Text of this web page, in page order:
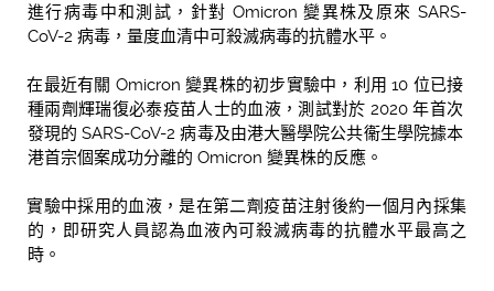
進行病毒中和測試，針對 Omicron 變異株及原來 SARS-
CoV-2 病毒，量度血清中可殺滅病毒的抗體水平。
在最近有關 Omicron 變異株的初步實驗中，利用 10 位已接
種兩劑輝瑞復必泰疫苗人士的血液，測試對於 2020 年首次
發現的 SARS-CoV-2 病毒及由港大醫學院公共衞生學院據本
港首宗個案成功分離的 Omicron 變異株的反應。
實驗中採用的血液，是在第二劑疫苗注射後約一個月內採集
的，即研究人員認為血液內可殺滅病毒的抗體水平最高之
時。